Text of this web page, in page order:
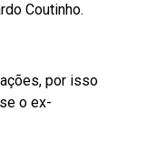
Coutinho.
por isso
o ex-